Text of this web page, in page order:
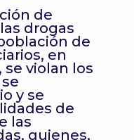
de
drogas
de
en
se violan los
y se
de
las
quienes,